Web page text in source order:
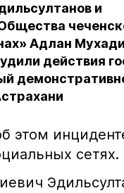
и
Адлан
действия
этом
сетях.